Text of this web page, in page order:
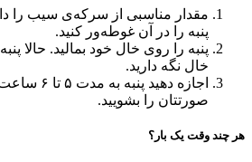
مقدار مناسبی از سرکه‌ی سیب را
پنبه را در آن غوطه‌ور کنید.
پنبه را روی خال خود بمالید. حالا
خال نگه دارید.
اجازه
صورتتان را بشویید.
هر چند وقت یک بار؟